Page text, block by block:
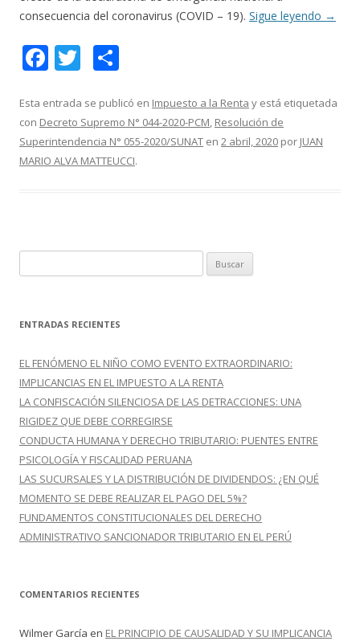
consecuencia del coronavirus (COVID – 19). Sigue leyendo →
F
e
b
o
T
itt
er
m
p
ar
Esta entrada se publicó en Impuesto a la Renta y está etiquetada
con Decreto Supremo N° 044-2020-PCM, Resolución de
Superintendencia N° 055-2020/SUNAT en 2 abril, 2020 por JUAN
MARIO ALVA MATTEUCCI.
u
c
r
:
ENTRADAS RECIENTES
EL FENÓMENO EL NIÑO COMO EVENTO EXTRAORDINARIO:
IMPLICANCIAS EN EL IMPUESTO A LA RENTA
LA CONFISCACIÓN SILENCIOSA DE LAS DETRACCIONES: UNA
RIGIDEZ QUE DEBE CORREGIRSE
CONDUCTA HUMANA Y DERECHO TRIBUTARIO: PUENTES ENTRE
PSICOLOGÍA Y FISCALIDAD PERUANA
LAS SUCURSALES Y LA DISTRIBUCIÓN DE DIVIDENDOS: ¿EN QUÉ
MOMENTO SE DEBE REALIZAR EL PAGO DEL 5%?
FUNDAMENTOS CONSTITUCIONALES DEL DERECHO
ADMINISTRATIVO SANCIONADOR TRIBUTARIO EN EL PERÚ
COMENTARIOS RECIENTES
Wilmer García en EL PRINCIPIO DE CAUSALIDAD Y SU IMPLICANCIA